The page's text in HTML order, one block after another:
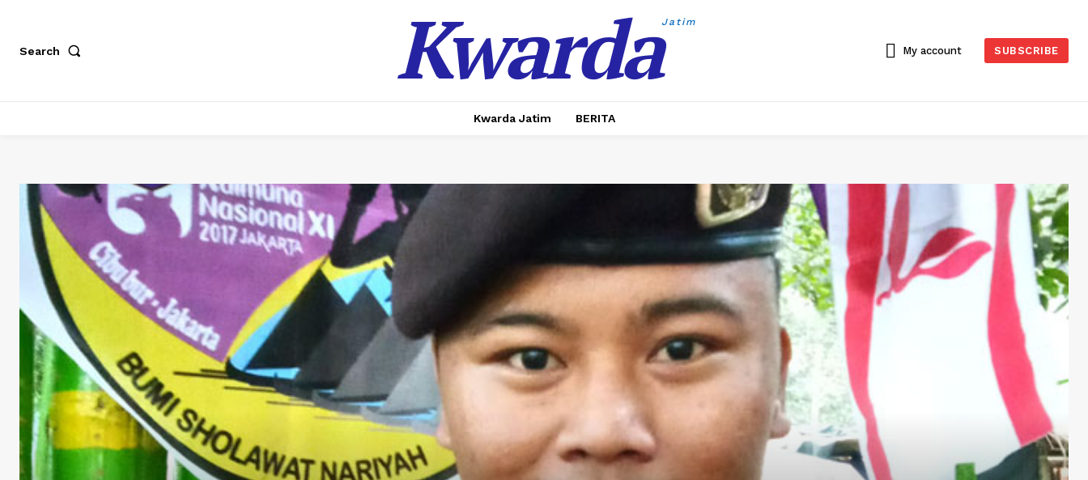
Search KwardaJatim
My account SUBSCRIBE
Kwarda Jatim BERITA